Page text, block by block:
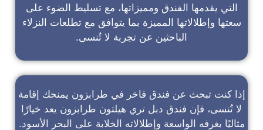
التي يقدمها الفندق ومميزاتها، مع تسليط الضوء على
سعتها وإطلالاتها المميزة بما يتوافق مع تطلعات النزلاء
الباحثين عن تجربة لا تُنسى.
إذا كنت تبحث عن فندق فاخر في طرابزون يمنحك إقامة
لا تُنسى، فإن فندق دبل تري هيلتون طرابزون يعد خيارًا
مثاليًا بغرفه الواسعة وإطلالاته الخلابة على البحر الأسود.